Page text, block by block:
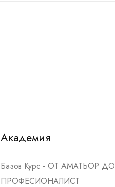
Академия
Базов Курс - ОТ АМАТЬОР ДО
ПРОФЕСИОНАЛИСТ